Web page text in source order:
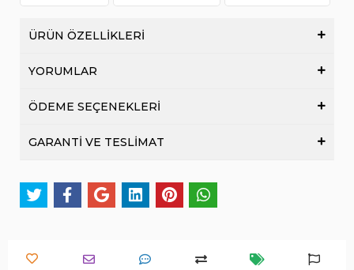
ÜRÜN ÖZELLİKLERİ
YORUMLAR
ÖDEME SEÇENEKLERİ
GARANTİ VE TESLİMAT